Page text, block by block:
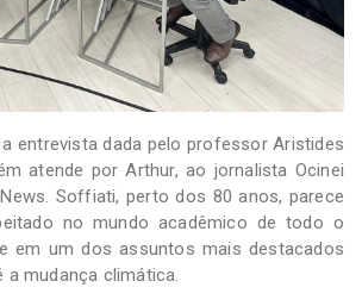
entrevista dada pelo professor Aristides
atende por Arthur, ao jornalista Ocinei
Soffiati, perto dos 80 anos, parece
no mundo acadêmico de todo o
em um dos assuntos mais destacados
a mudança climática.